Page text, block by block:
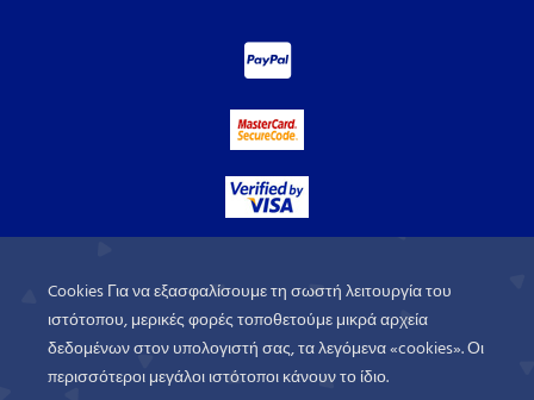
Cookies Για να εξασφαλίσουμε τη σωστή λειτουργία του
ιστότοπου, μερικές φορές τοποθετούμε μικρά αρχεία
δεδομένων στον υπολογιστή σας, τα λεγόμενα «cookies». Οι
περισσότεροι μεγάλοι ιστότοποι κάνουν το ίδιο.